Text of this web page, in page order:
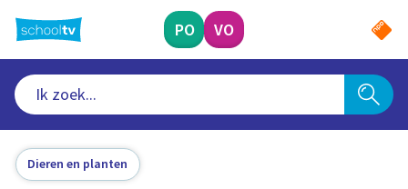
naar
hoofdinhoud
PO VO
Dieren en planten